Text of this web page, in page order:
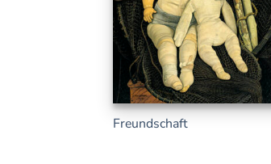
Freundschaft